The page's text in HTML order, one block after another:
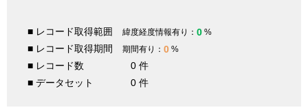
■ レコード取得範囲 緯度経度情報有り： 0 %
■ レコード取得期間 期間有り： 0 %
■ レコード数
0 件
■ データセット
0 件